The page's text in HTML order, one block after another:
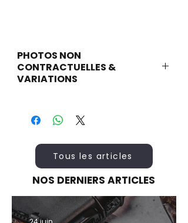
PHOTOS NON
CONTRACTUELLES &
VARIATIONS
indicatif. Certains détails, finitions ou
accessoires visibles peuvent varier
Le poids des produits peut varier
légèrement en raison des
variations naturelles de la
densité du boisutilisé et des
différences entre les modèles
(empreintes différentes).
Tous les articles
NOS DERNIERS ARTICLES